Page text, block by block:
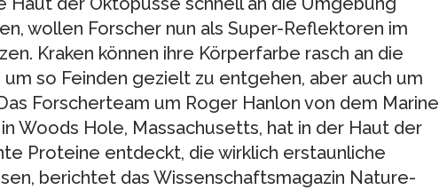
wollen Forscher nun als Super-Reflektoren im
Kraken können ihre Körperfarbe rasch an die
so Feinden gezielt zu entgehen, aber auch um
Forscherteam um Roger Hanlon von dem Marine
Woods Hole, Massachusetts, hat in der Haut der
Proteine entdeckt, die wirklich erstaunliche
berichtet das Wissenschaftsmagazin Nature-